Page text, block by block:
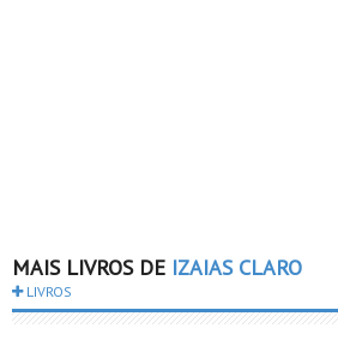
MAIS LIVROS DE IZAIAS CLARO
LIVROS